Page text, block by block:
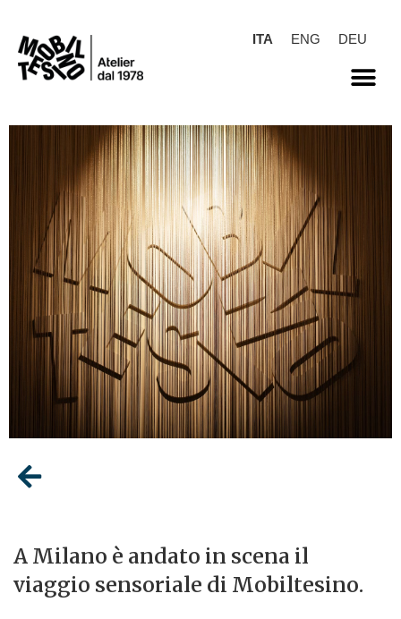
ITA ENG DEU
A Milano è andato in scena il
viaggio sensoriale di Mobiltesino.